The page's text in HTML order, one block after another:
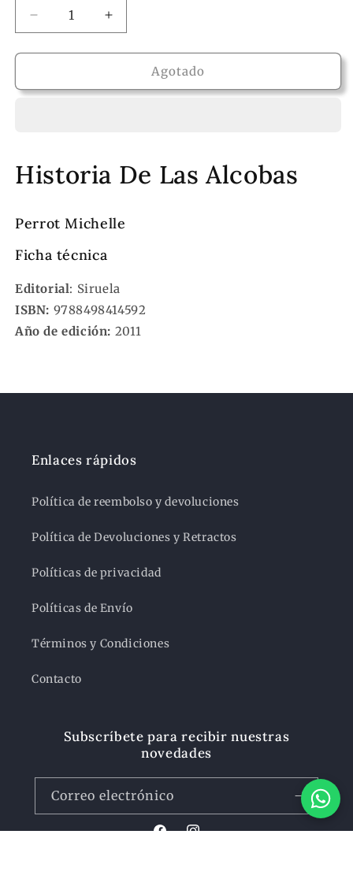
Reducir
cantidad
para
Historia
Aumentar
cantidad
para
Historia
Agotado
Historia De Las Alcobas
Perrot Michelle
Ficha técnica
Editorial: Siruela
ISBN: 9788498414592
Año de edición: 2011
Enlaces rápidos
Política de reembolso y devoluciones
Política de Devoluciones y Retractos
Políticas de privacidad
Políticas de Envío
Términos y Condiciones
Contacto
Subscríbete para recibir nuestras
novedades
Correo electrónico